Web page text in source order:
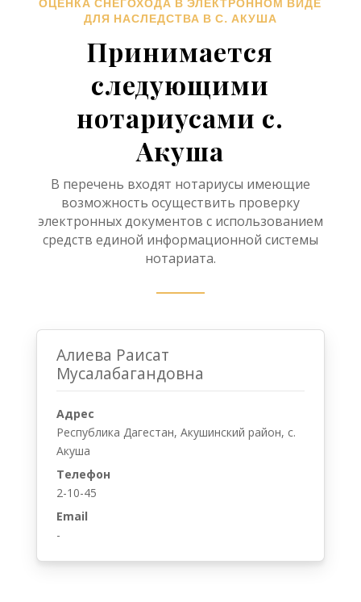
ОЦЕНКА СНЕГОХОДА В ЭЛЕКТРОННОМ ВИДЕ
ДЛЯ НАСЛЕДСТВА В С. АКУША
Принимается
следующими
нотариусами с.
Акуша
В перечень входят нотариусы имеющие
возможность осуществить проверку
электронных документов с использованием
средств единой информационной системы
нотариата.
Алиева Раисат
Мусалабагандовна
Адрес
Республика Дагестан, Акушинский район, с.
Акуша
Телефон
2-10-45
Email
-